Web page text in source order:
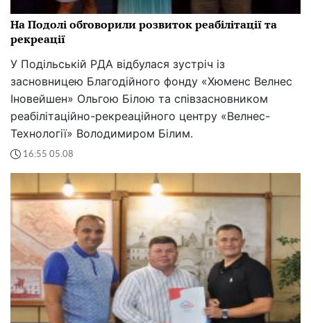
На Подолі обговорили розвиток реабілітації та
рекреації
У Подільській РДА відбулася зустріч із
засновницею Благодійного фонду «Хюменс Велнес
Іновейшен» Ольгою Білою та співзасновником
реабілітаційно-рекреаційного центру «Велнес-
Технології» Володимиром Білим.
16:55 05.08